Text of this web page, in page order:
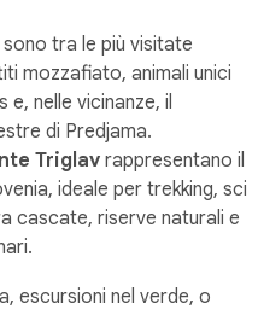
sono tra le più visitate
mozzafiato, animali unici
nelle vicinanze, il
di Predjama.
Triglav rappresentano il
ideale per trekking, sci
cascate, riserve naturali e
escursioni nel verde, o